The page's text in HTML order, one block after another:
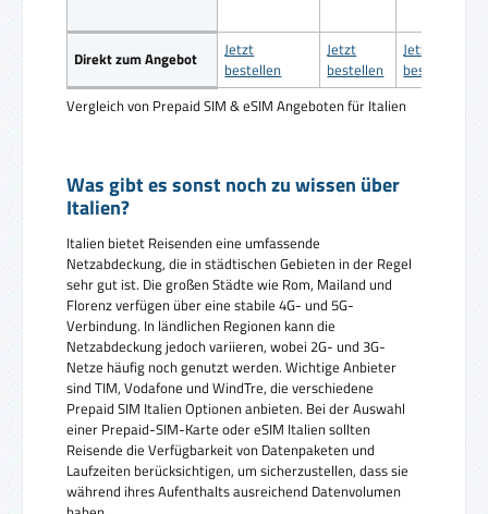
Vergleich von Prepaid SIM & eSIM Angeboten für Italien
Direkt zum Angebot
Jetzt
bestellen
Jetzt
bestellen
Jetzt
bestellen
Was gibt es sonst noch zu wissen über
Italien?
Italien bietet Reisenden eine umfassende
Netzabdeckung, die in städtischen Gebieten in der Regel
sehr gut ist. Die großen Städte wie Rom, Mailand und
Florenz verfügen über eine stabile 4G- und 5G-
Verbindung. In ländlichen Regionen kann die
Netzabdeckung jedoch variieren, wobei 2G- und 3G-
Netze häufig noch genutzt werden. Wichtige Anbieter
sind TIM, Vodafone und WindTre, die verschiedene
Prepaid SIM Italien Optionen anbieten. Bei der Auswahl
einer Prepaid-SIM-Karte oder eSIM Italien sollten
Reisende die Verfügbarkeit von Datenpaketen und
Laufzeiten berücksichtigen, um sicherzustellen, dass sie
während ihres Aufenthalts ausreichend Datenvolumen